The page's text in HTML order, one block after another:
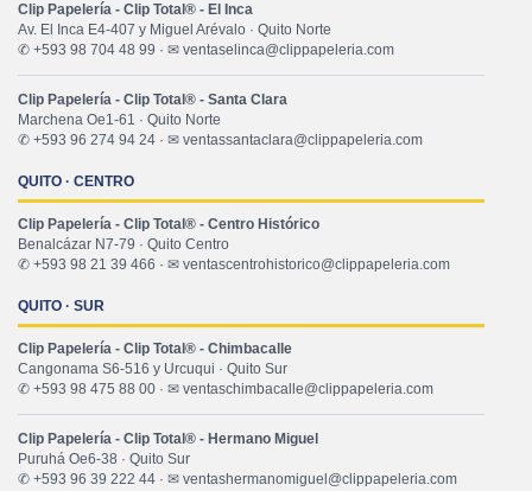
Clip Papelería - Clip Total® - El Inca
Av. El Inca E4-407 y Miguel Arévalo · Quito Norte
✆ +593 98 704 48 99 · ✉ ventaselinca@clippapeleria.com
Clip Papelería - Clip Total® - Santa Clara
Marchena Oe1-61 · Quito Norte
✆ +593 96 274 94 24 · ✉ ventassantaclara@clippapeleria.com
QUITO · CENTRO
Clip Papelería - Clip Total® - Centro Histórico
Benalcázar N7-79 · Quito Centro
✆ +593 98 21 39 466 · ✉ ventascentrohistorico@clippapeleria.com
QUITO · SUR
Clip Papelería - Clip Total® - Chimbacalle
Cangonama S6-516 y Urcuqui · Quito Sur
✆ +593 98 475 88 00 · ✉ ventaschimbacalle@clippapeleria.com
Clip Papelería - Clip Total® - Hermano Miguel
Puruhá Oe6-38 · Quito Sur
✆ +593 96 39 222 44 · ✉ ventashermanomiguel@clippapeleria.com